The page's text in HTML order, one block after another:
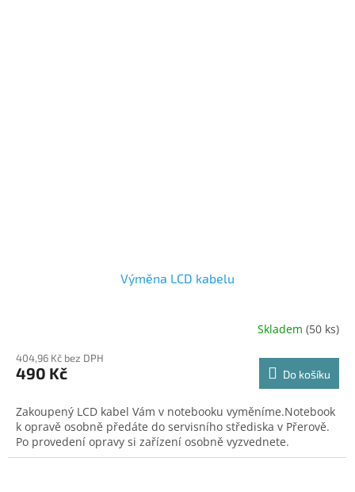
Výměna LCD kabelu
Skladem (50 ks)
404,96 Kč bez DPH
490 Kč Do košíku
Zakoupený LCD kabel Vám v notebooku vyměníme.Notebook
k opravě osobně předáte do servisního střediska v Přerově.
Po provedení opravy si zařízení osobně vyzvednete.